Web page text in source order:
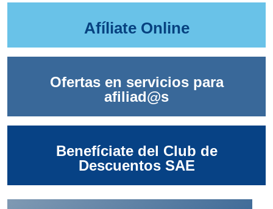
Afíliate Online
Ofertas en servicios para
afiliad@s
Benefíciate del Club de
Descuentos SAE